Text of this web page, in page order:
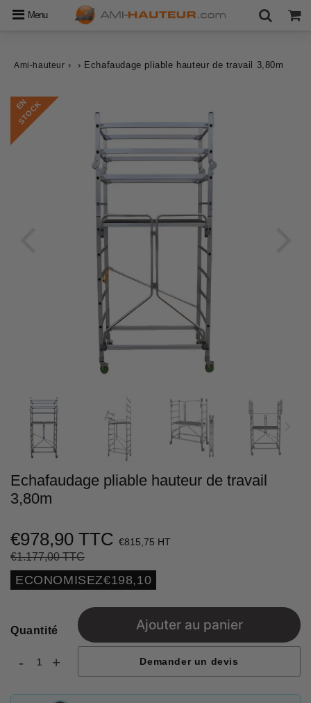
Menu
Ami-hauteur › › Echafaudage pliable hauteur de travail 3,80m
E
N
S
T
O
C
K
Echafaudage pliable hauteur de travail
3,80m
€978,90 TTC €815,75 HT
€1.177,00 TTC
régulier
réduit
Unit
price
ECONOMISEZ€198,10
Quantité
- +
Ajouter au panier
Demander un devis